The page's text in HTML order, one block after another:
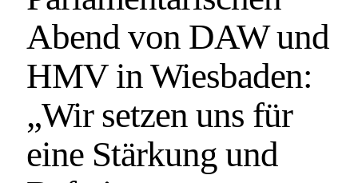
Abend von DAW und
HMV in Wiesbaden:
„Wir setzen uns für
eine Stärkung und